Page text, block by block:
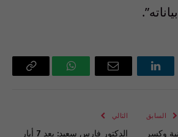
لينكدإن
البريد
واتساب Copy
السابق
وكسر
التالي
الدكتور فارس سعيد: بعد 7 أيار